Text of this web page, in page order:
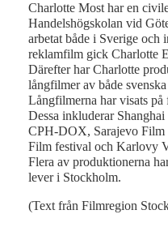
Charlotte Most har en
Handelshögskolan vid
arbetat både i Sverige och
reklamfilm gick Charlotte
Därefter har Charlotte
långfilmer av både
Långfilmerna har visats
Dessa inkluderar
CPH-DOX, Sarajevo Film
Film festival och Karlovy
Flera av produktionerna
lever i Stockholm.
(Text från Filmregion